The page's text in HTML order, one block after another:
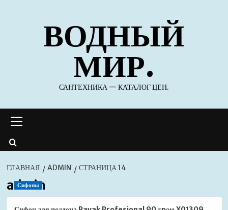
содержимомуВОДНЫЙ
МИР.
САНТЕХНИКА — КАТАЛОГ ЦЕН.
меню
ГЛАВНАЯ ADMIN СТРАНИЦА 14
admin
Сифоны